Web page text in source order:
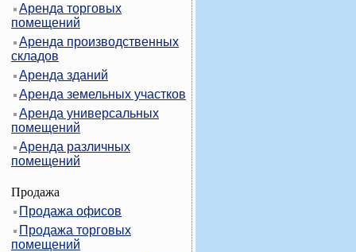
Аренда торговых
помещений
Аренда производственных
складов
Аренда зданий
Аренда земельных участков
Аренда универсальных
помещений
Аренда различных
помещений
Продажа
Продажа офисов
Продажа торговых
помещений